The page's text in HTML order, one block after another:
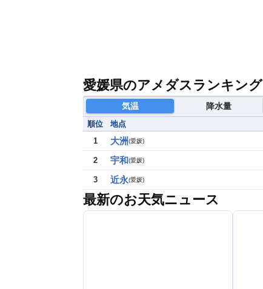
愛媛県のアメダスランキング
気温 降水量
順位 地点
1
大洲(愛媛)
2 宇和(愛媛)
3 近永(愛媛)
最新のお天気ニュース